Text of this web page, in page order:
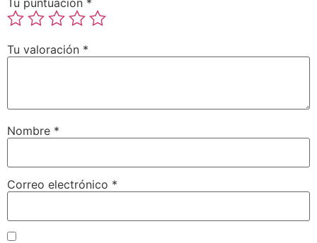
Tu puntuación *
Tu valoración *
Nombre *
Correo electrónico *